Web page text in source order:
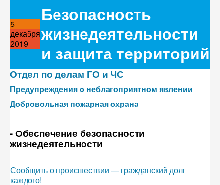
5
декабря
2019
Безопасность
жизнедеятельности
и защита территорий
Отдел по делам ГО и ЧС
Предупреждения о неблагоприятном явлении
Добровольная пожарная охрана
- Обеспечение безопасности
жизнедеятельности
Сообщить о происшествии — гражданский долг
каждого!